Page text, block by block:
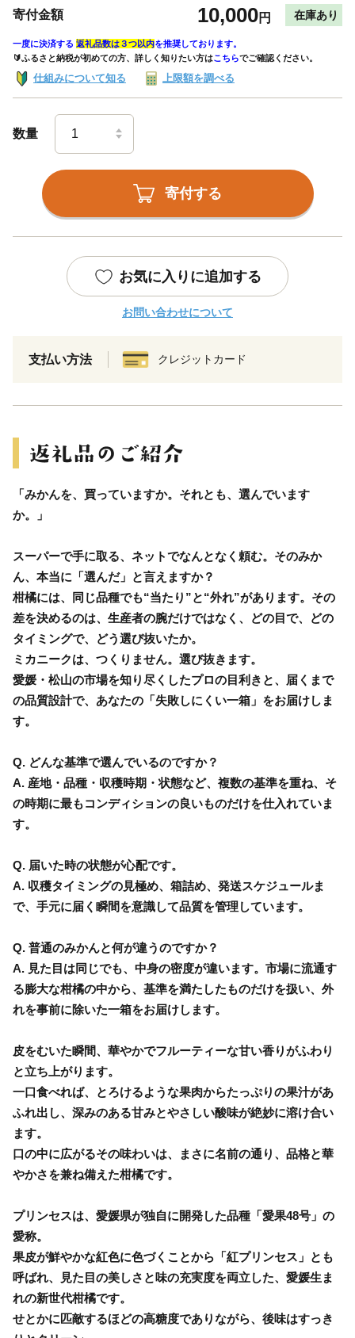
寄付金額 10,000円 在庫あり
一度に決済する 返礼品数は３つ以内を推奨しております。
🔰ふるさと納税が初めての方、詳しく知りたい方はこちらでご確認ください。
仕組みについて知る 上限額を調べる
数量
寄付する
お気に入りに追加する
お問い合わせについて
支払い方法 クレジットカード
「みかんを、買っていますか。それとも、選んでいます
か。」
スーパーで手に取る、ネットでなんとなく頼む。そのみか
ん、本当に「選んだ」と言えますか？
柑橘には、同じ品種でも“当たり”と“外れ”があります。その
差を決めるのは、生産者の腕だけではなく、どの目で、どの
タイミングで、どう選び抜いたか。
ミカニークは、つくりません。選び抜きます。
愛媛・松山の市場を知り尽くしたプロの目利きと、届くまで
の品質設計で、あなたの「失敗しにくい一箱」をお届けしま
す。
Q. どんな基準で選んでいるのですか？
A. 産地・品種・収穫時期・状態など、複数の基準を重ね、そ
の時期に最もコンディションの良いものだけを仕入れていま
す。
Q. 届いた時の状態が心配です。
A. 収穫タイミングの見極め、箱詰め、発送スケジュールま
で、手元に届く瞬間を意識して品質を管理しています。
Q. 普通のみかんと何が違うのですか？
A. 見た目は同じでも、中身の密度が違います。市場に流通す
る膨大な柑橘の中から、基準を満たしたものだけを扱い、外
れを事前に除いた一箱をお届けします。
皮をむいた瞬間、華やかでフルーティーな甘い香りがふわり
と立ち上がります。
一口食べれば、とろけるような果肉からたっぷりの果汁があ
ふれ出し、深みのある甘みとやさしい酸味が絶妙に溶け合い
ます。
口の中に広がるその味わいは、まさに名前の通り、品格と華
やかさを兼ね備えた柑橘です。
プリンセスは、愛媛県が独自に開発した品種「愛果48号」の
愛称。
果皮が鮮やかな紅色に色づくことから「紅プリンセス」とも
呼ばれ、見た目の美しさと味の充実度を両立した、愛媛生ま
れの新世代柑橘です。
せとかに匹敵するほどの高糖度でありながら、後味はすっき